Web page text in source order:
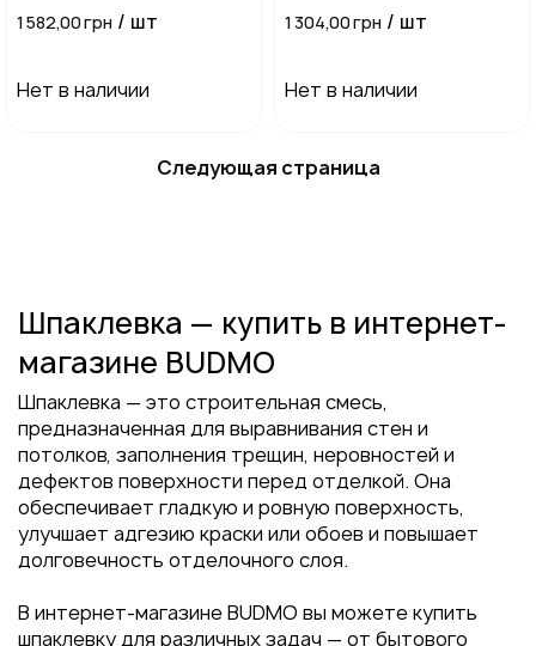
1 582,00 грн / шт
Нет в наличии
1 304,00 грн / шт
Нет в наличии
Следующая страница
Шпаклевка — купить в интернет-
магазине BUDMO
Шпаклевка — это строительная смесь,
предназначенная для выравнивания стен и
потолков, заполнения трещин, неровностей и
дефектов поверхности перед отделкой. Она
обеспечивает гладкую и ровную поверхность,
улучшает адгезию краски или обоев и повышает
долговечность отделочного слоя.
В интернет-магазине BUDMO вы можете купить
шпаклевку для различных задач — от бытового